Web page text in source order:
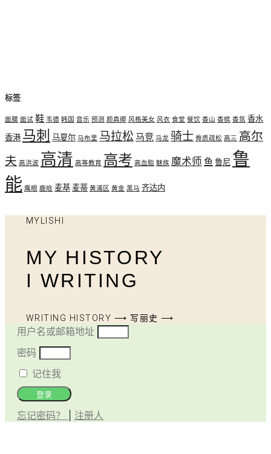
标签
面膜 面试 鞋 韦德 韩国 音乐 预测 颜真卿 风格美女 风衣 食堂 餐饮 香山 香槟 香氛 香水
香港 马刺 马夏尔 马布里 马拉松 马竞 马龙 骑士 骨质疏松 高三 高尔
夫 高洪波 高清 高等教育 高考 高血脂 魅族 魔术师 鱼 鲁尼 鲁
能 鹰眼 鹿晗 麦基麦蒂 黄浦区 黄金 黑马 齐达内
MYLISHI
MY HISTORY
I WRITING
WRITING HISTORY ⟶ 写丽史 ⟶
用户名或邮箱地址
密码
记住我
登录
忘记密码？ 注册人